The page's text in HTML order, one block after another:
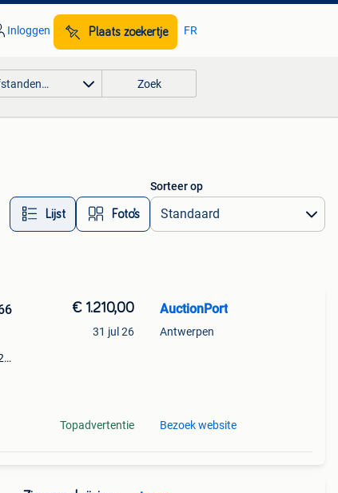
Inloggen Plaats zoekertje FR
Zoek
Lijst Foto’s
Sorteer op
€ 1.210,00
31 jul 26
Topadvertentie
AuctionPort
Antwerpen
Bezoek website